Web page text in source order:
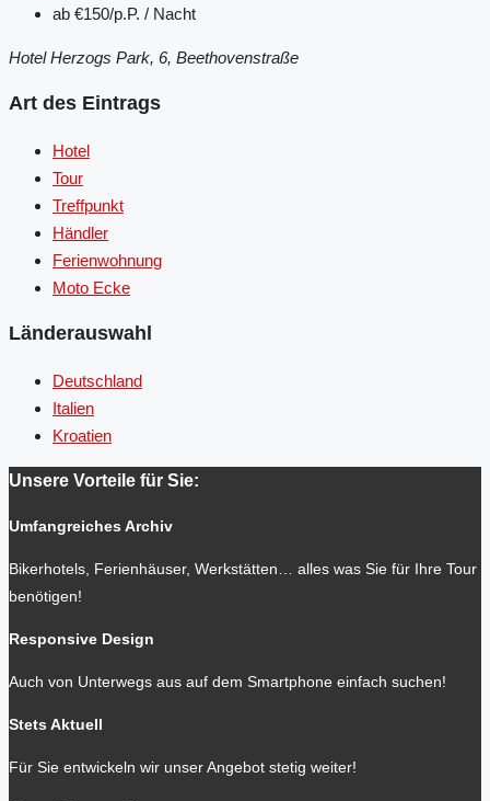
ab €150/p.P. / Nacht
Hotel Herzogs Park, 6, Beethovenstraße
Art des Eintrags
Hotel
Tour
Treffpunkt
Händler
Ferienwohnung
Moto Ecke
Länderauswahl
Deutschland
Italien
Kroatien
Unsere Vorteile für Sie:
Umfangreiches Archiv
Bikerhotels, Ferienhäuser, Werkstätten… alles was Sie für Ihre Tour
benötigen!
Responsive Design
Auch von Unterwegs aus auf dem Smartphone einfach suchen!
Stets Aktuell
Für Sie entwickeln wir unser Angebot stetig weiter!